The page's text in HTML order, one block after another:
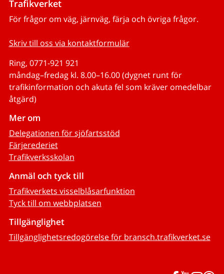
Trafikverket
För frågor om väg, järnväg, färja och övriga frågor.
Skriv till oss via kontaktformulär
Ring, 0771-921 921
måndag–fredag kl. 8.00–16.00 (dygnet runt för
trafikinformation och akuta fel som kräver omedelbar
åtgärd)
Mer om
Delegationen för sjöfartsstöd
Färjerederiet
Trafikverksskolan
Anmäl och tyck till
Trafikverkets visselblåsarfunktion
Tyck till om webbplatsen
Tillgänglighet
Tillgänglighetsredogörelse för bransch.trafikverket.se